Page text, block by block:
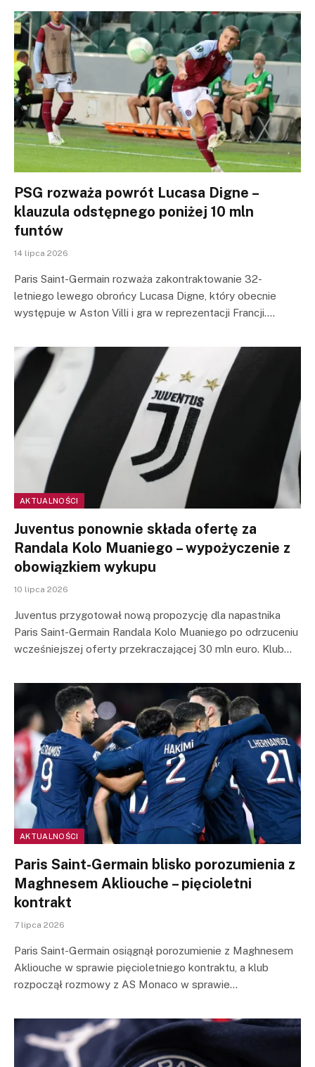
PSG rozważa powrót Lucasa Digne –
klauzula odstępnego poniżej 10 mln
funtów
14 lipca 2026
Paris Saint-Germain rozważa zakontraktowanie 32-
letniego lewego obrońcy Lucasa Digne, który obecnie
występuje w Aston Villi i gra w reprezentacji Francji.…
AKTUALNOŚCI
Juventus ponownie składa ofertę za
Randala Kolo Muaniego – wypożyczenie z
obowiązkiem wykupu
10 lipca 2026
Juventus przygotował nową propozycję dla napastnika
Paris Saint-Germain Randala Kolo Muaniego po odrzuceniu
wcześniejszej oferty przekraczającej 30 mln euro. Klub…
AKTUALNOŚCI
Paris Saint-Germain blisko porozumienia z
Maghnesem Akliouche – pięcioletni
kontrakt
7 lipca 2026
Paris Saint-Germain osiągnął porozumienie z Maghnesem
Akliouche w sprawie pięcioletniego kontraktu, a klub
rozpoczął rozmowy z AS Monaco w sprawie…